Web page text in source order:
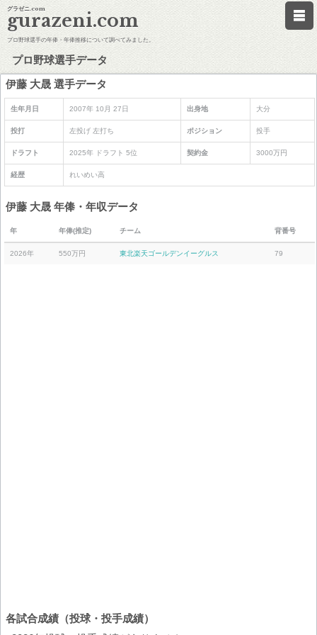
グラゼニ.com
gurazeni.com
プロ野球選手の年俸・年俸推移について調べてみました。
プロ野球選手データ
伊藤 大晟 選手データ
生年月日 2007年 10月 27日 出身地 大分
投打 左投げ 左打ち ポジション 投手
ドラフト 2025年 ドラフト 5位 契約金 3000万円
経歴 れいめい高
伊藤 大晟 年俸・年収データ
年 年俸(推定) チーム 背番号
2026年 550万円 東北楽天ゴールデンイーグルス 79
各試合成績（投球・投手成績）